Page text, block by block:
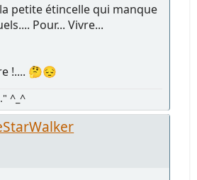
petite étincelle qui manque
Pour... Vivre...
!.... 🤔😔
^_^